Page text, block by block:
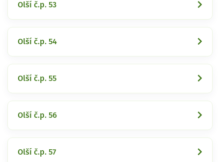
Olší č.p. 53
Olší č.p. 54
Olší č.p. 55
Olší č.p. 56
Olší č.p. 57